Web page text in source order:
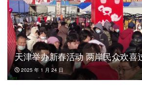
天津举办新春活动 两岸民众欢喜
2025 年 1 月 24 日